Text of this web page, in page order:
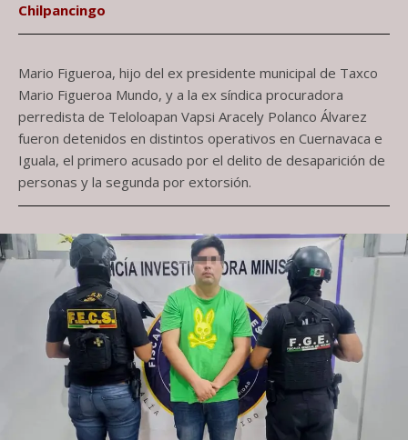
Chilpancingo
Mario Figueroa, hijo del ex presidente municipal de Taxco
Mario Figueroa Mundo, y a la ex síndica procuradora
perredista de Teloloapan Vapsi Aracely Polanco Álvarez
fueron detenidos en distintos operativos en Cuernavaca e
Iguala, el primero acusado por el delito de desaparición de
personas y la segunda por extorsión.